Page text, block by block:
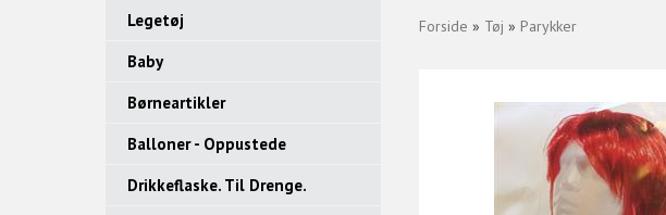
Legetøj
Baby
Børneartikler
Balloner - Oppustede
Drikkeflaske. Til Drenge.
Forside » Tøj » Parykker